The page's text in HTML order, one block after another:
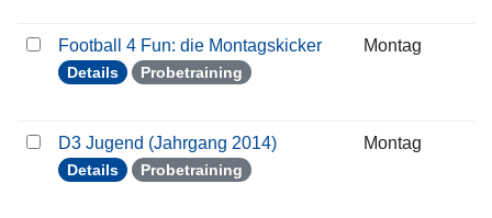
Football 4 Fun: die Montagskicker
Details Probetraining
Montag
D3 Jugend (Jahrgang 2014)
Details Probetraining
Montag